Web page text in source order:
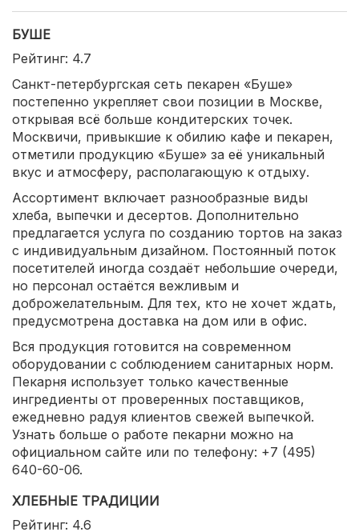
БУШЕ
Рейтинг: 4.7
Санкт-петербургская сеть пекарен «Буше»
постепенно укрепляет свои позиции в Москве,
открывая всё больше кондитерских точек.
Москвичи, привыкшие к обилию кафе и пекарен,
отметили продукцию «Буше» за её уникальный
вкус и атмосферу, располагающую к отдыху.
Ассортимент включает разнообразные виды
хлеба, выпечки и десертов. Дополнительно
предлагается услуга по созданию тортов на заказ
с индивидуальным дизайном. Постоянный поток
посетителей иногда создаёт небольшие очереди,
но персонал остаётся вежливым и
доброжелательным. Для тех, кто не хочет ждать,
предусмотрена доставка на дом или в офис.
Вся продукция готовится на современном
оборудовании с соблюдением санитарных норм.
Пекарня использует только качественные
ингредиенты от проверенных поставщиков,
ежедневно радуя клиентов свежей выпечкой.
Узнать больше о работе пекарни можно на
официальном сайте или по телефону: +7 (495)
640-60-06.
ХЛЕБНЫЕ ТРАДИЦИИ
Рейтинг: 4.6